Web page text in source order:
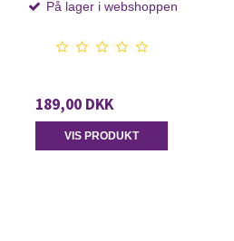
På lager i webshoppen
189,00 DKK
VIS PRODUKT